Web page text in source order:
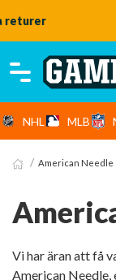
NHL MLB
American Needle
Vi har äran att få
American Needle,